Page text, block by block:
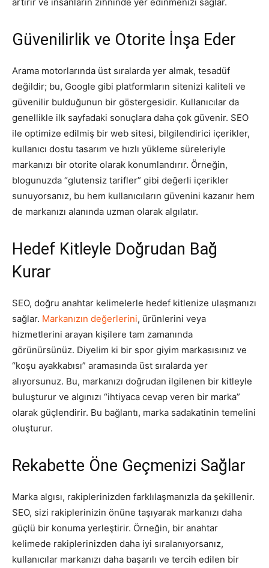
Güvenilirlik ve Otorite İnşa Eder
Arama motorlarında üst sıralarda yer almak, tesadüf
değildir; bu, Google gibi platformların sitenizi kaliteli ve
güvenilir bulduğunun bir göstergesidir. Kullanıcılar da
genellikle ilk sayfadaki sonuçlara daha çok güvenir. SEO
ile optimize edilmiş bir web sitesi, bilgilendirici içerikler,
kullanıcı dostu tasarım ve hızlı yükleme süreleriyle
markanızı bir otorite olarak konumlandırır. Örneğin,
blogunuzda “glutensiz tarifler” gibi değerli içerikler
sunuyorsanız, bu hem kullanıcıların güvenini kazanır hem
de markanızı alanında uzman olarak algılatır.
Hedef Kitleyle Doğrudan Bağ
Kurar
SEO, doğru anahtar kelimelerle hedef kitlenize ulaşmanızı
sağlar. Markanızın değerlerini, ürünlerini veya
hizmetlerini arayan kişilere tam zamanında
görünürsünüz. Diyelim ki bir spor giyim markasısınız ve
“koşu ayakkabısı” aramasında üst sıralarda yer
alıyorsunuz. Bu, markanızı doğrudan ilgilenen bir kitleyle
buluşturur ve algınızı “ihtiyaca cevap veren bir marka”
olarak güçlendirir. Bu bağlantı, marka sadakatinin temelini
oluşturur.
Rekabette Öne Geçmenizi Sağlar
Marka algısı, rakiplerinizden farklılaşmanızla da şekillenir.
SEO, sizi rakiplerinizin önüne taşıyarak markanızı daha
güçlü bir konuma yerleştirir. Örneğin, bir anahtar
kelimede rakiplerinizden daha iyi sıralanıyorsanız,
kullanıcılar markanızı daha başarılı ve tercih edilen bir